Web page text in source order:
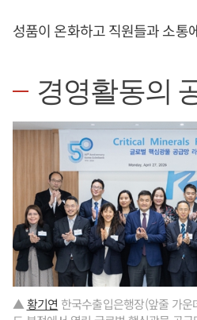
성품이 온화하고 직원들과 소통
경영활동의
▲황기연 한국수출입은행장(앞줄 가